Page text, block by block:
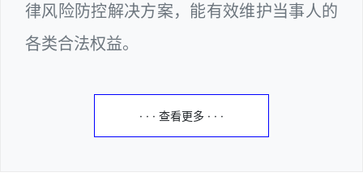
律风险防控解决方案，能有效维护当事人的
各类合法权益。
· · · 查看更多 · · ·